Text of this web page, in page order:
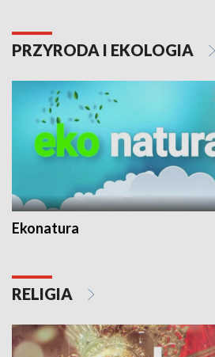
PRZYRODA I EKOLOGIA
Ekonatura
RELIGIA